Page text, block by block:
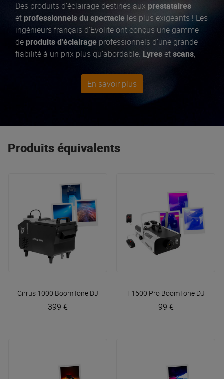
Des produits d’éclairage destinés aux prestataires
et professionnels du spectacle les plus exigeants ! Les
ingénieurs français d’Evolite ont conçus une gamme
de produits d’éclairage professionnels d’une grande
fiabilité à un prix plus qu’abordable. Lyresetscans,
... tous équipés des dernières
technologies pour des shows lumineux époustouflants
En savoir plus
Produits équivalents
Cirrus 1000 BoomTone DJ
399 €
F1500 Pro BoomTone DJ
99 €